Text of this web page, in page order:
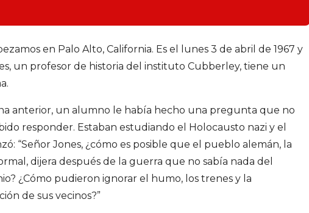
en Palo Alto, California. Es el lunes 3 de abril de 1967 y
un profesor de historia del instituto Cubberley, tiene un
anterior, un alumno le había hecho una pregunta que no
responder. Estaban estudiando el Holocausto nazi y el
“Señor Jones, ¿cómo es posible que el pueblo alemán, la
dijera después de la guerra que no sabía nada del
¿Cómo pudieron ignorar el humo, los trenes y la
de sus vecinos?”